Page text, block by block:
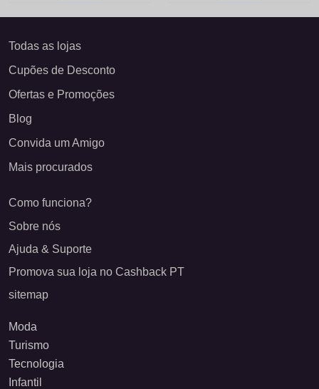
Todas as lojas
Cupões de Desconto
Ofertas e Promoções
Blog
Convida um Amigo
Mais procurados
Como funciona?
Sobre nós
Ajuda & Suporte
Promova sua loja no Cashback PT
sitemap
Moda
Turismo
Tecnologia
Infantil